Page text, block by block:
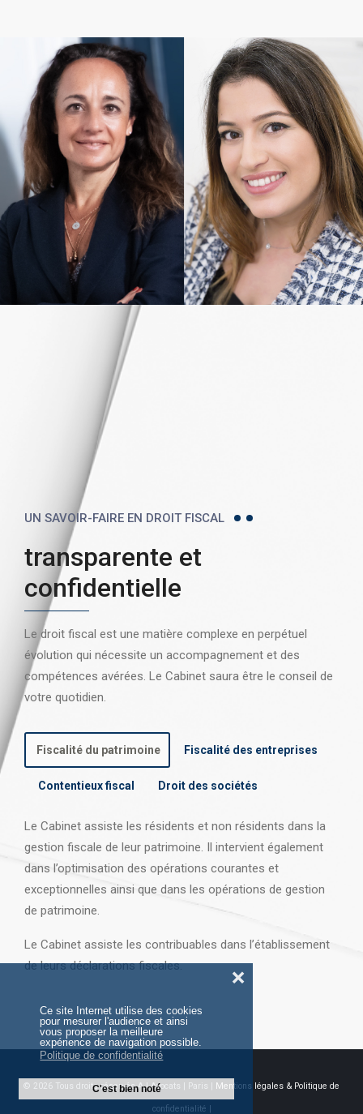
Ce site Internet utilise des cookies
pour mesurer l'audience et ainsi
vous proposer la meilleure
expérience de navigation possible.
Politique de confidentialité
C'est bien noté
❌
UN SAVOIR-FAIRE EN DROIT FISCAL
transparente et
confidentielle
Le droit fiscal est une matière complexe en perpétuel
évolution qui nécessite un accompagnement et des
compétences avérées. Le Cabinet saura être le conseil de
votre quotidien.
Fiscalité du patrimoine Fiscalité des entreprises
Contentieux fiscal Droit des sociétés
Le Cabinet assiste les résidents et non résidents dans la
gestion fiscale de leur patrimoine. Il intervient également
dans l’optimisation des opérations courantes et
exceptionnelles ainsi que dans les opérations de gestion
de patrimoine.
Le Cabinet assiste les contribuables dans l’établissement
de leurs déclarations fiscales.
© 2026 Tous droits réservés AJ Avocats | Paris | Mentions légales & Politique de
confidentialité |